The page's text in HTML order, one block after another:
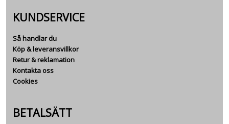
KUNDSERVICE
Så handlar du
Köp & leveransvillkor
Retur & reklamation
Kontakta oss
Cookies
BETALSÄTT